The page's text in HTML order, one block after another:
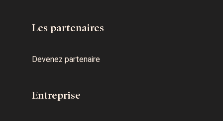
Les partenaires
Devenez partenaire
Entreprise